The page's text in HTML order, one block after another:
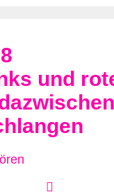
und